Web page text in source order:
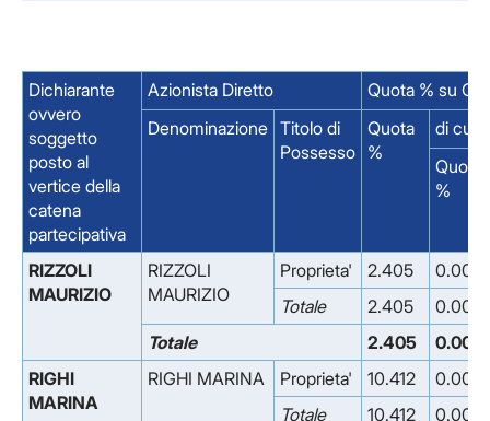
Dichiarante
ovvero
soggetto
posto al
vertice della
catena
partecipativa
Azionista Diretto
Quota % su
Denominazione Titolo di
Possesso
Quota
%
di cui
Quota
%
RIZZOLI
MAURIZIO
RIZZOLI
MAURIZIO
Proprieta' 2.405
0.000
Totale
2.405
0.000
Totale
2.405
0.000
RIGHI
MARINA
RIGHI MARINA Proprieta' 10.412
0.000
Totale
10.412
0.000